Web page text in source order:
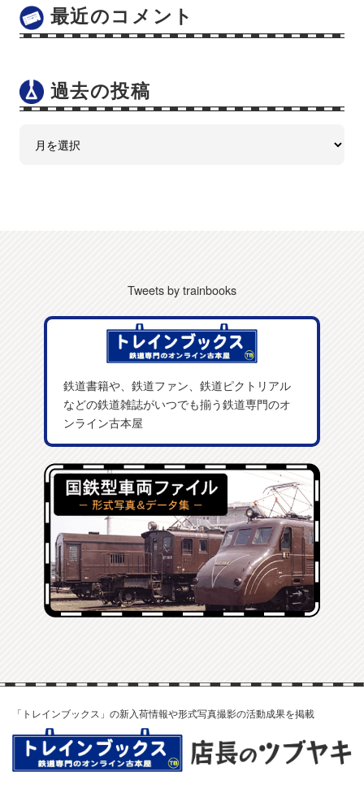
最近のコメント
過去の投稿
Tweets by trainbooks
鉄道書籍や、鉄道ファン、鉄道ピクトリアル
などの鉄道雑誌がいつでも揃う鉄道専門のオ
ンライン古本屋
「トレインブックス」の新入荷情報や形式写真撮影の活動成果を掲載